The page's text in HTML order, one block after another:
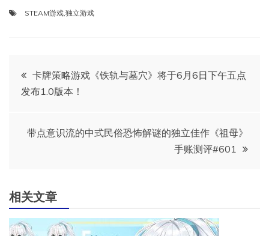
STEAM游戏,独立游戏
文
章
导
卡牌策略游戏《铁轨与墓穴》将于6月6日下午五点
发布1.0版本！
带点意识流的中式民俗恐怖解谜的独立佳作《祖母》
手账测评#601
相关文章